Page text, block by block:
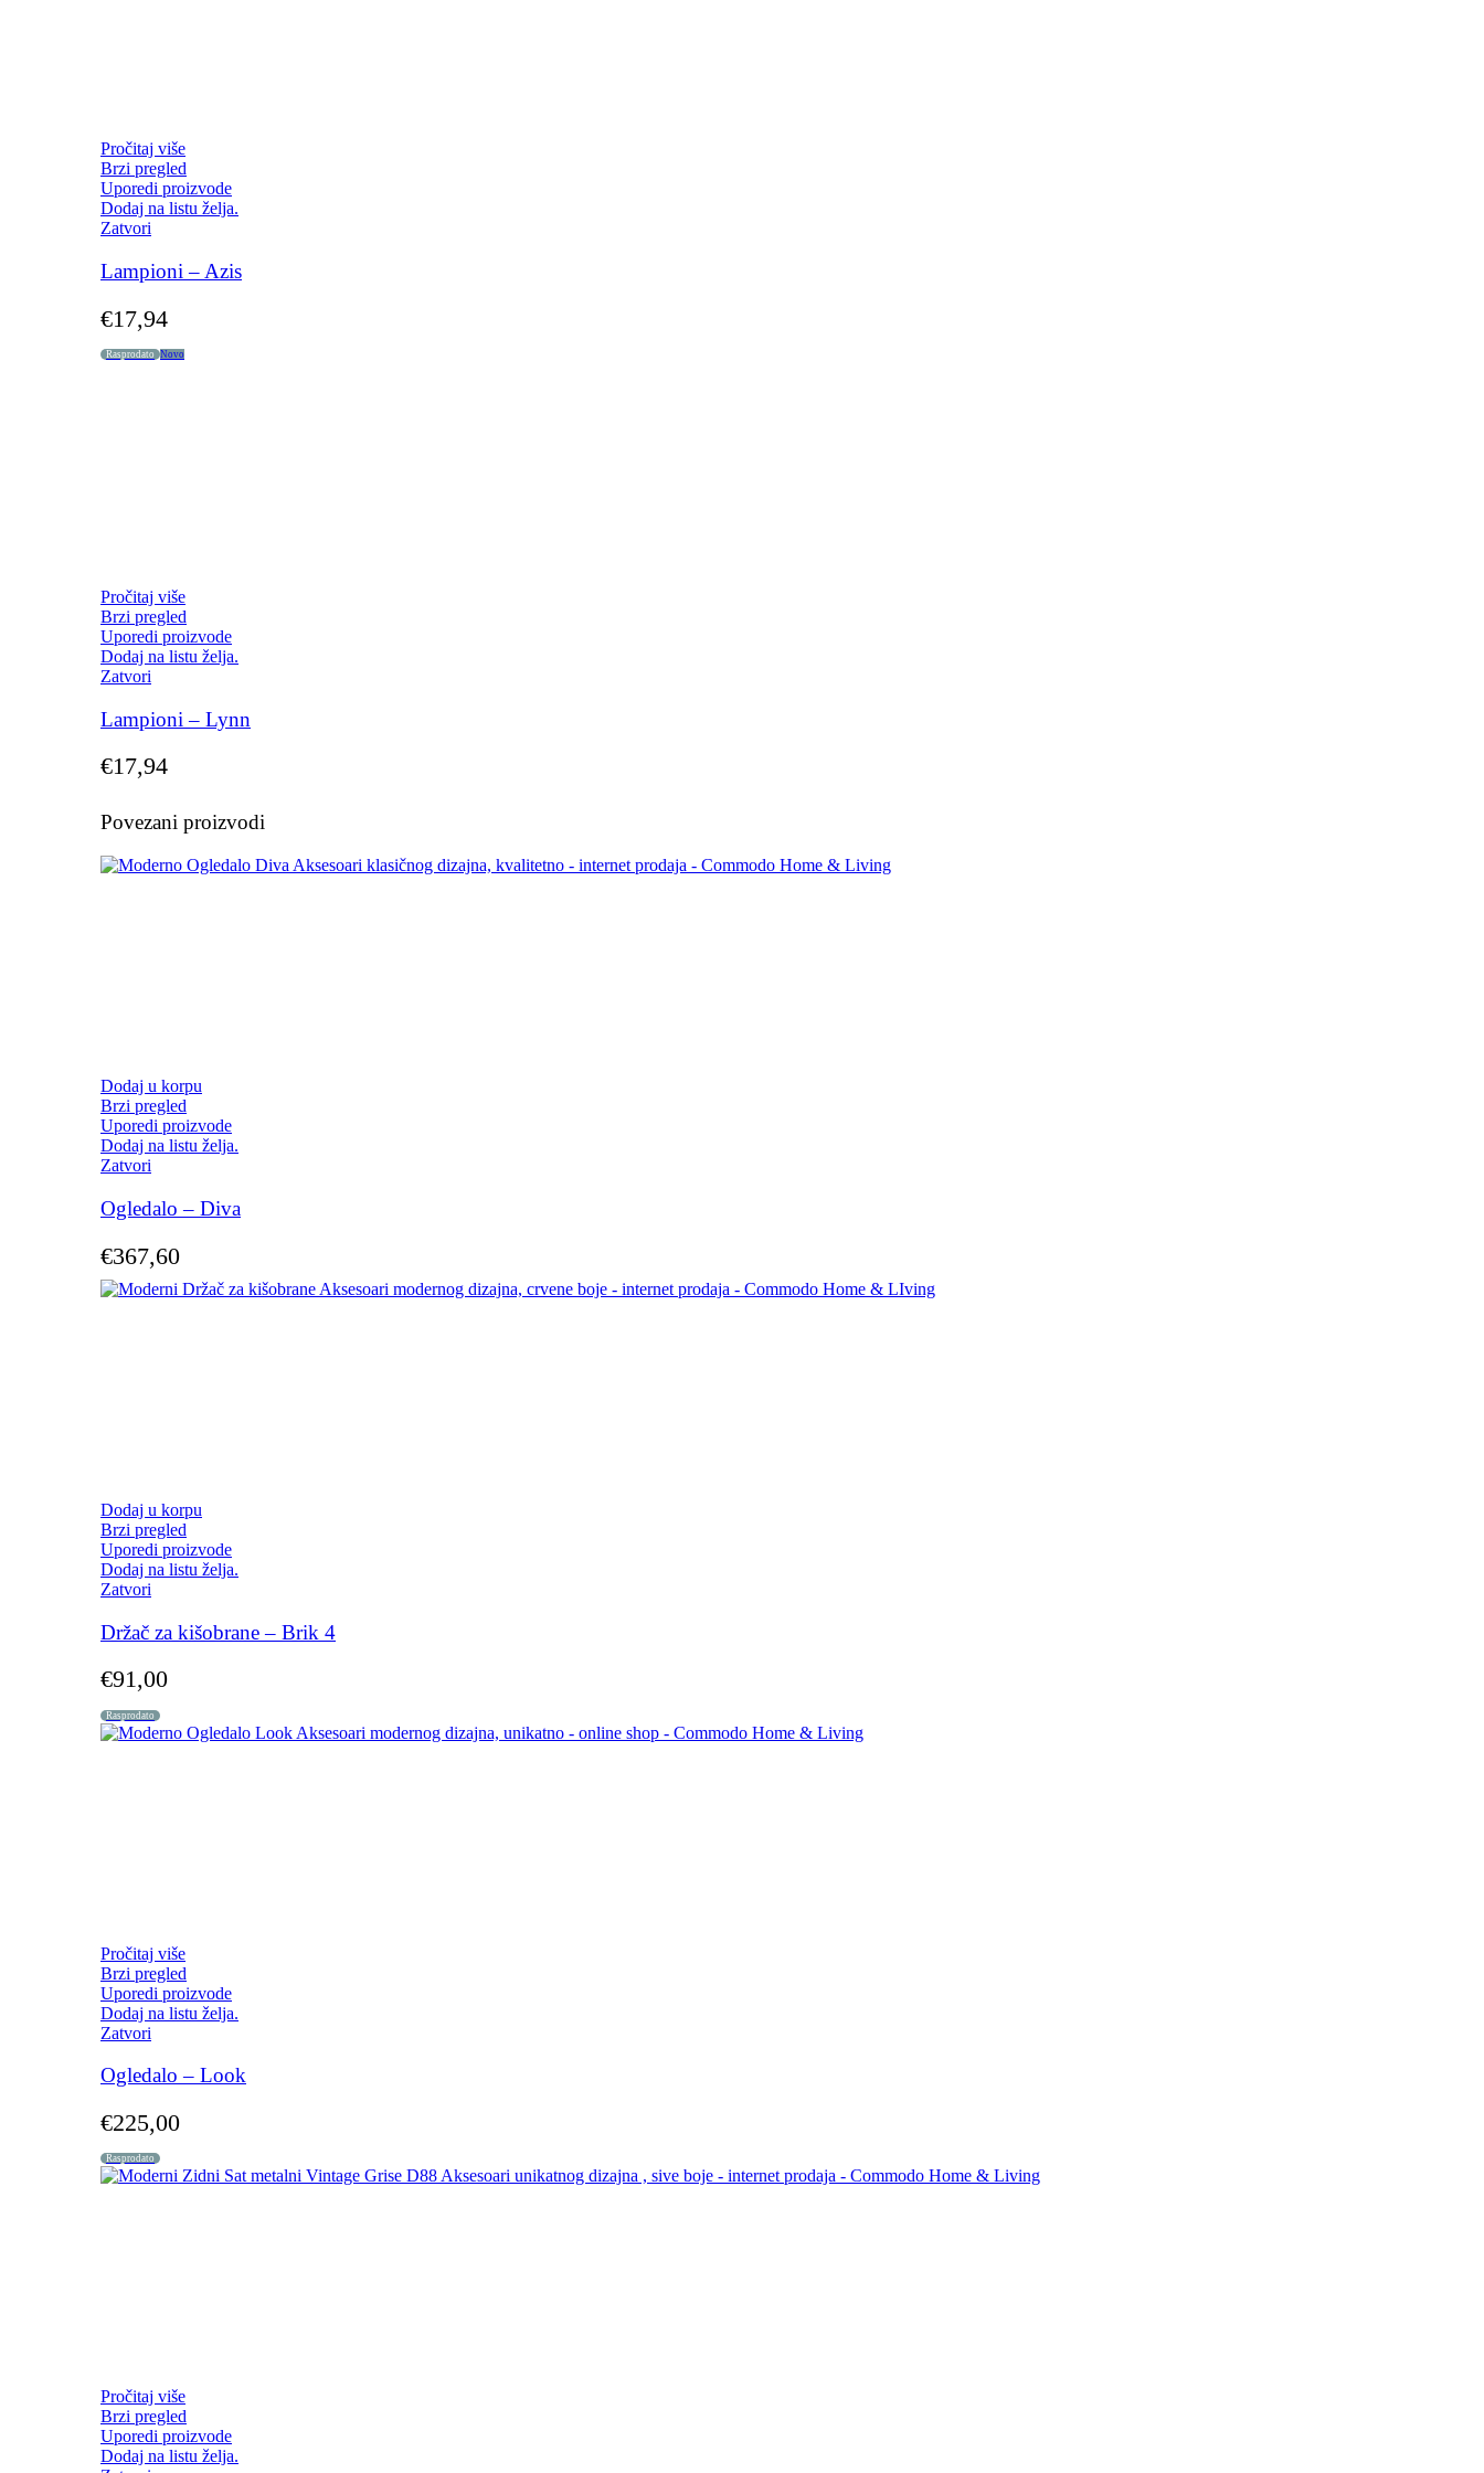
Pročitaj više
Brzi pregled
Uporedi proizvode
Dodaj na listu želja.
Zatvori
Lampioni – Azis
€17,94
Rasprodato Novo
Pročitaj više
Brzi pregled
Uporedi proizvode
Dodaj na listu želja.
Zatvori
Lampioni – Lynn
€17,94
Povezani proizvodi
Dodaj u korpu
Brzi pregled
Uporedi proizvode
Dodaj na listu želja.
Zatvori
Ogledalo – Diva
€367,60
Dodaj u korpu
Brzi pregled
Uporedi proizvode
Dodaj na listu želja.
Zatvori
Držač za kišobrane – Brik 4
€91,00
Rasprodato
Pročitaj više
Brzi pregled
Uporedi proizvode
Dodaj na listu želja.
Zatvori
Ogledalo – Look
€225,00
Rasprodato
Pročitaj više
Brzi pregled
Uporedi proizvode
Dodaj na listu želja.